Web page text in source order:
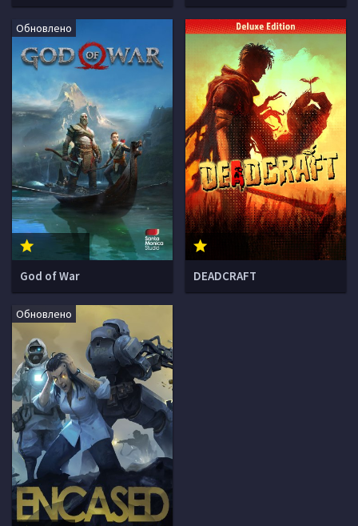
Обновлено
God of War DEADCRAFT
Обновлено